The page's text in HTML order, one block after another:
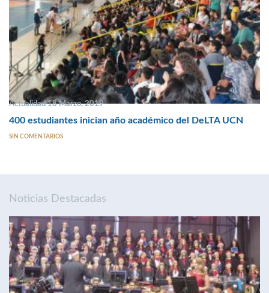
Actualidad 18 Marzo, 2019
400 estudiantes inician año académico del DeLTA UCN
SIN COMENTARIOS
Noticias Destacadas